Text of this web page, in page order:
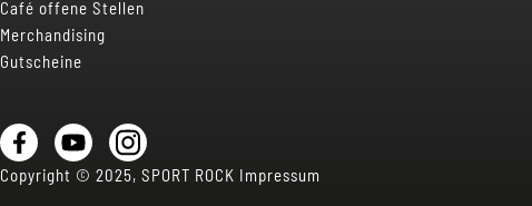
Café offene Stellen
Merchandising
Gutscheine
Copyright © 2025, SPORT ROCK Impressum